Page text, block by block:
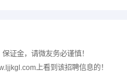
证金，请微友务必谨慎！
上看到该招聘信息的！